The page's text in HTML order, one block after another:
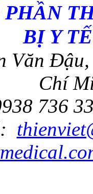
PHẦN
BỊ Y
Văn
Chí
736